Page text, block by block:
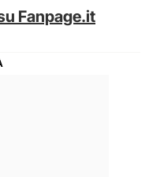
Fanpage.it